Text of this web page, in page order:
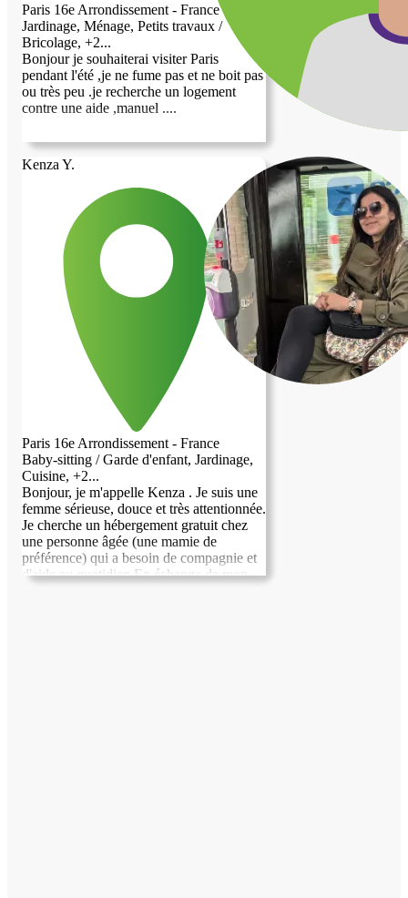
Paris 16e Arrondissement - France
Jardinage, Ménage, Petits travaux /
Bricolage, +2...
Bonjour je souhaiterai visiter Paris
pendant l'été ,je ne fume pas et ne boit pas
ou très peu .je recherche un logement
contre une aide ,manuel ....
Kenza Y.
Paris 16e Arrondissement - France
Baby-sitting / Garde d'enfant, Jardinage,
Cuisine, +2...
Bonjour, je m'appelle Kenza . Je suis une
femme sérieuse, douce et très attentionnée.
Je cherche un hébergement gratuit chez
une personne âgée (une mamie de
préférence) qui a besoin de compagnie et
d'aide au quotidien.En échange de mon